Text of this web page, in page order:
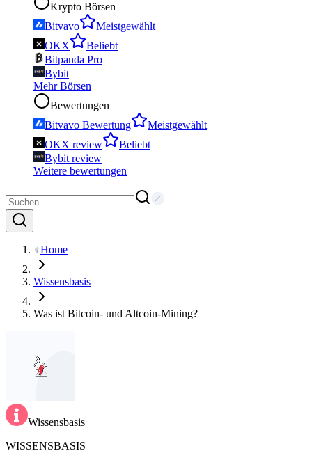
Krypto Börsen
Bitvavo
Meistgewählt
OKX
Beliebt
Bitpanda Pro
Bybit
Mehr Börsen
Bewertungen
Bitvavo Bewertung
Meistgewählt
OKX review
Beliebt
Bybit review
Weitere bewertungen
Home
Wissensbasis
Was ist Bitcoin- und Altcoin-Mining?
Wissensbasis
WISSENSBASIS